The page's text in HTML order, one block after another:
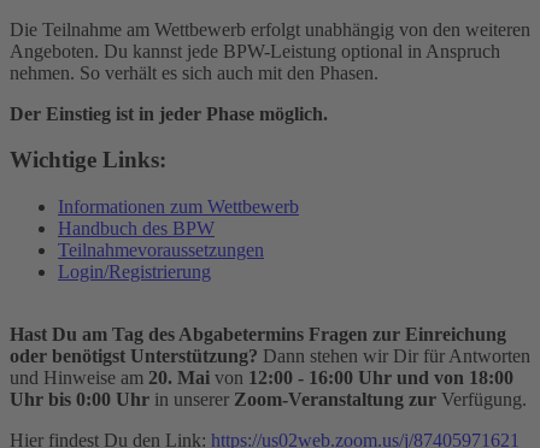
Die Teilnahme am Wettbewerb erfolgt unabhängig von den weiteren
Angeboten. Du kannst jede BPW-Leistung optional in Anspruch
nehmen. So verhält es sich auch mit den Phasen.
Der Einstieg ist in jeder Phase möglich.
Wichtige Links:
Informationen zum Wettbewerb
Handbuch des BPW
Teilnahmevoraussetzungen
Login/Registrierung
Hast Du am Tag des Abgabetermins Fragen zur Einreichung
oder benötigst Unterstützung? Dann stehen wir Dir für Antworten
und Hinweise am 20. Mai von 12:00 - 16:00 Uhr und von 18:00
Uhr bis 0:00 Uhr in unserer Zoom-Veranstaltung zur Verfügung.
Hier findest Du den Link: https://us02web.zoom.us/j/87405971621